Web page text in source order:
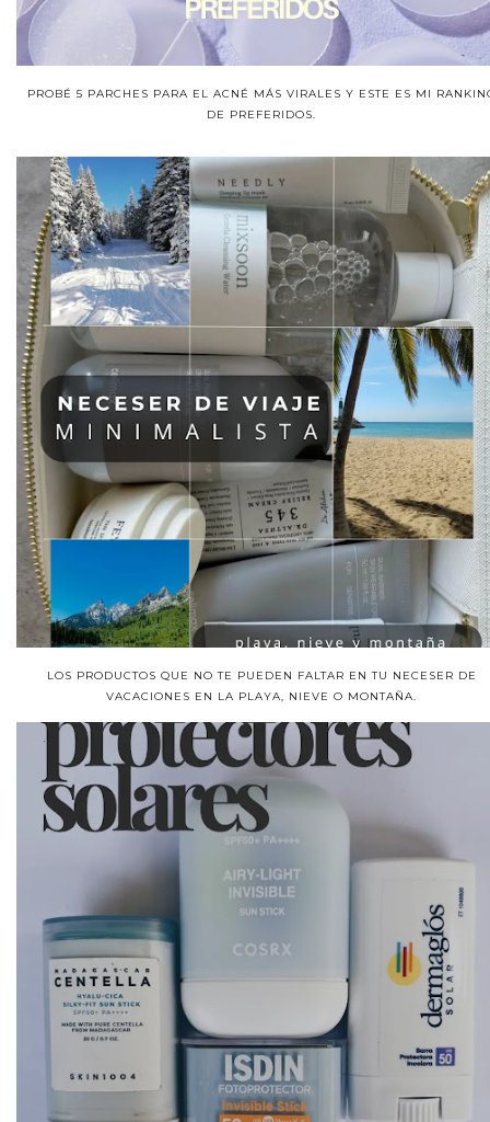
PROBÉ 5 PARCHES PARA EL ACNÉ MÁS VIRALES Y ESTE ES MI
DE PREFERIDOS.
LOS PRODUCTOS QUE NO TE PUEDEN FALTAR EN TU NECESER DE
VACACIONES EN LA PLAYA, NIEVE O MONTAÑA.